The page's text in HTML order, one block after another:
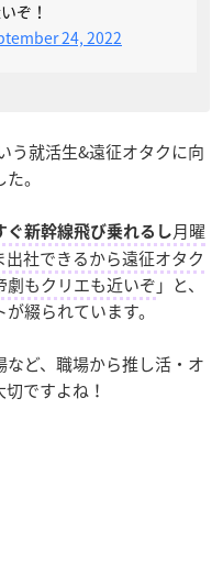
ぞ！
24, 2022
う就活生&遠征オタクに向
。
ぐ新幹線飛び乗れるし月曜
社できるから遠征オタク
劇もクリエも近いぞ 」と、
綴られています。
ど、職場から推し活・オ
ですよね！